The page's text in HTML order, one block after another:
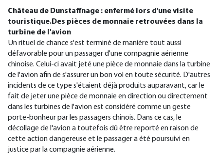
Château de Dunstaffnage : enfermé lors d'une visite
touristique.Des pièces de monnaie retrouvées dans la
turbine de l'avion
Un rituel de chance s'est terminé de manière tout aussi
défavorable pour un passager d'une compagnie aérienne
chinoise. Celui-ci avait jeté une pièce de monnaie dans la turbine
de l'avion afin de s'assurer un bon vol en toute sécurité. D'autres
incidents de ce type s'étaient déjà produits auparavant, car le
fait de jeter une pièce de monnaie en direction ou directement
dans les turbines de l'avion est considéré comme un geste
porte-bonheur par les passagers chinois. Dans ce cas, le
décollage de l'avion a toutefois dû être reporté en raison de
cette action dangereuse et le passager a été poursuivi en
justice par la compagnie aérienne.